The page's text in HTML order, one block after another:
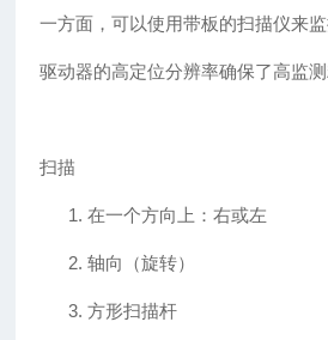
一方面，可以使用带板的扫描仪来监
驱动器的高定位分辨率确保了高监测
扫描
1.在一个方向上：右或左
2.轴向（旋转）
3.方形扫描杆